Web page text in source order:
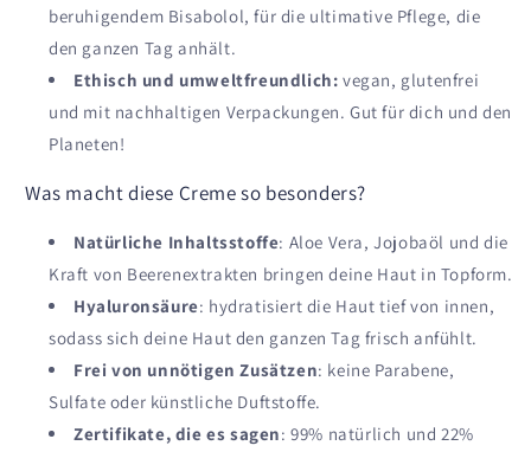
beruhigendem Bisabolol, für die ultimative Pflege, die
den ganzen Tag anhält.
Ethisch und umweltfreundlich: vegan, glutenfrei
und mit nachhaltigen Verpackungen. Gut für dich und den
Planeten!
Was macht diese Creme so besonders?
Natürliche Inhaltsstoffe: Aloe Vera, Jojobaöl und die
Kraft von Beerenextrakten bringen deine Haut in Topform.
Hyaluronsäure: hydratisiert die Haut tief von innen,
sodass sich deine Haut den ganzen Tag frisch anfühlt.
Frei von unnötigen Zusätzen: keine Parabene,
Sulfate oder künstliche Duftstoffe.
Zertifikate, die es sagen: 99% natürlich und 22%